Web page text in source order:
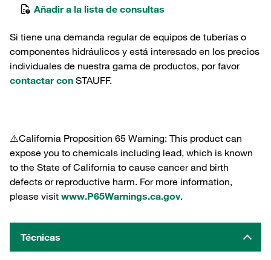
Añadir a la lista de consultas
Si tiene una demanda regular de equipos de tuberías o
componentes hidráulicos y está interesado en los precios
individuales de nuestra gama de productos, por favor
contactar con STAUFF.
⚠️California Proposition 65 Warning: This product can
expose you to chemicals including lead, which is known
to the State of California to cause cancer and birth
defects or reproductive harm. For more information,
please visit www.P65Warnings.ca.gov.
Técnicas